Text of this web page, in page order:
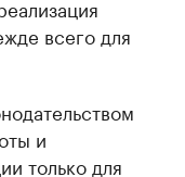
всего для
и
только для